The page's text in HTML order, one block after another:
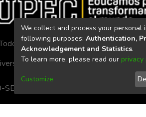
los derechos reservados 2023
Politécnica Estatal del Carchi
SE-33-CACES-2020
We collect and process your personal
following purposes: Authentication,
Acknowledgement and Statistics.
To learn more, please read our privacy
Customize